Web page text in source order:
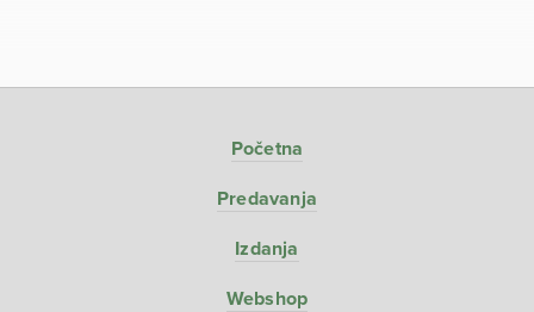
Početna
Predavanja
Izdanja
Webshop